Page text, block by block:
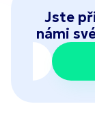
Jste
námi